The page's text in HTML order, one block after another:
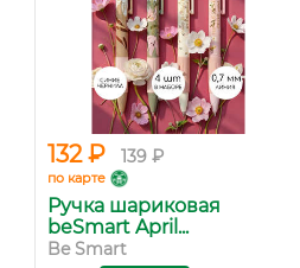
132 ₽ 139 ₽
по карте
Ручка шариковая
beSmart April...
Be Smart